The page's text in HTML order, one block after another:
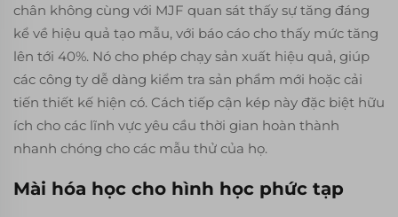
chân không cùng với MJF quan sát thấy sự tăng đáng
kể về hiệu quả tạo mẫu, với báo cáo cho thấy mức tăng
lên tới 40%. Nó cho phép chạy sản xuất hiệu quả, giúp
các công ty dễ dàng kiểm tra sản phẩm mới hoặc cải
tiến thiết kế hiện có. Cách tiếp cận kép này đặc biệt hữu
ích cho các lĩnh vực yêu cầu thời gian hoàn thành
nhanh chóng cho các mẫu thử của họ.
Mài hóa học cho hình học phức tạp